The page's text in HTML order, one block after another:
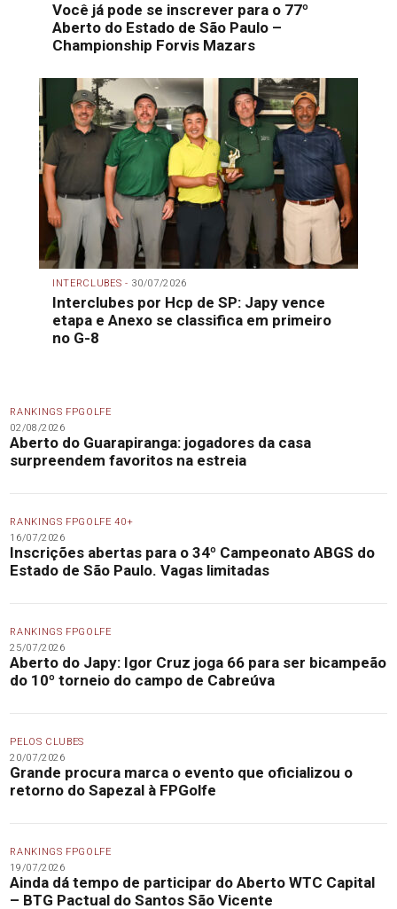
Você já pode se inscrever para o 77º
Aberto do Estado de São Paulo –
Championship Forvis Mazars
INTERCLUBES - 30/07/2026
Interclubes por Hcp de SP: Japy vence
etapa e Anexo se classifica em primeiro
no G-8
RANKINGS FPGOLFE
02/08/2026
Aberto do Guarapiranga: jogadores da casa
surpreendem favoritos na estreia
RANKINGS FPGOLFE 40+
16/07/2026
Inscrições abertas para o 34º Campeonato ABGS do
Estado de São Paulo. Vagas limitadas
RANKINGS FPGOLFE
25/07/2026
Aberto do Japy: Igor Cruz joga 66 para ser bicampeão
do 10º torneio do campo de Cabreúva
PELOS CLUBES
20/07/2026
Grande procura marca o evento que oficializou o
retorno do Sapezal à FPGolfe
RANKINGS FPGOLFE
19/07/2026
Ainda dá tempo de participar do Aberto WTC Capital
– BTG Pactual do Santos São Vicente